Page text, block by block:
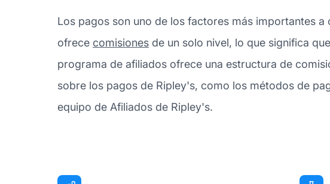
Los pagos son uno de los factores más importantes
ofrece comisiones de un solo nivel, lo que significa
programa de afiliados ofrece una estructura de
sobre los pagos de Ripley's, como los métodos de
equipo de Afiliados de Ripley's.